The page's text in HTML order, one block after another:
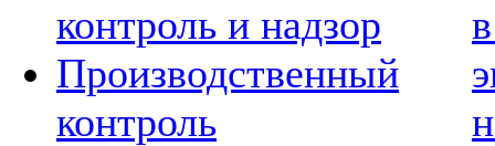
контроль и надзор
Производственный
контроль